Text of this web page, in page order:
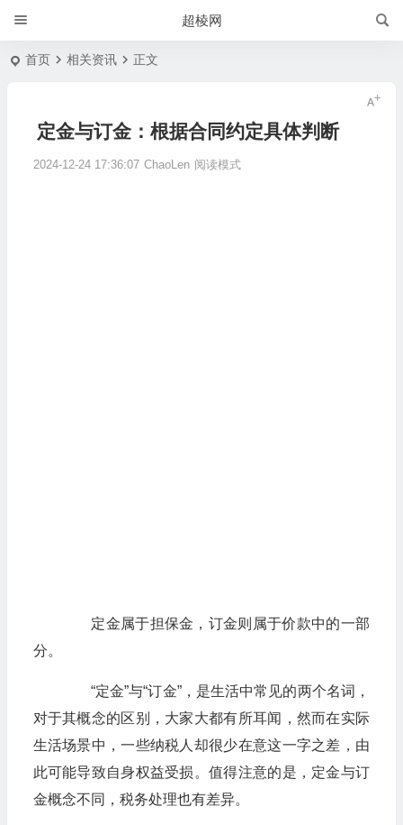
超棱网
首页 相关资讯 正文
定金与订金：根据合同约定具体判断
2024-12-24 17:36:07 ChaoLen 阅读模式
定金属于担保金，订金则属于价款中的一部
分。
“定金”与“订金”，是生活中常见的两个名词，
对于其概念的区别，大家大都有所耳闻，然而在实际
生活场景中，一些纳税人却很少在意这一字之差，由
此可能导致自身权益受损。值得注意的是，定金与订
金概念不同，税务处理也有差异。